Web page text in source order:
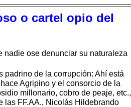
o cartel opio del
nadie ose denunciar su naturaleza
padrino de la corrupción: Ahí está
Agripino y el consorcio de la
millonario, cobro de peaje, etc.,
las FF.AA., Nicolás Hildebrando